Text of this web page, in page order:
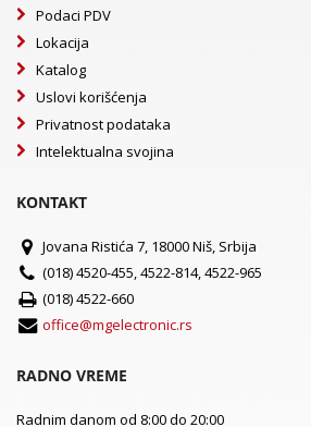
Podaci PDV
Lokacija
Katalog
Uslovi korišćenja
Privatnost podataka
Intelektualna svojina
KONTAKT
Jovana Ristića 7, 18000 Niš, Srbija
(018) 4520-455, 4522-814, 4522-965
(018) 4522-660
office@mgelectronic.rs
RADNO VREME
Radnim danom od 8:00 do 20:00